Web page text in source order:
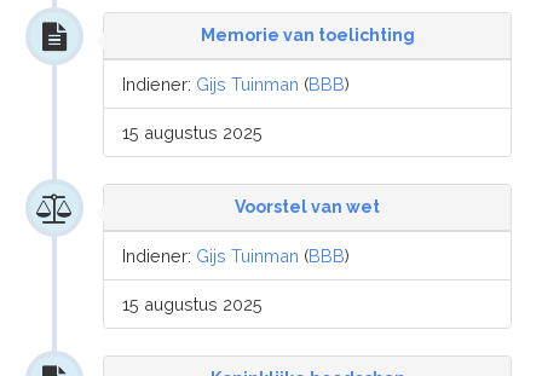
Memorie van toelichting
Indiener: Gijs Tuinman (BBB)
15 augustus 2025
Voorstel van wet
Indiener: Gijs Tuinman (BBB)
15 augustus 2025